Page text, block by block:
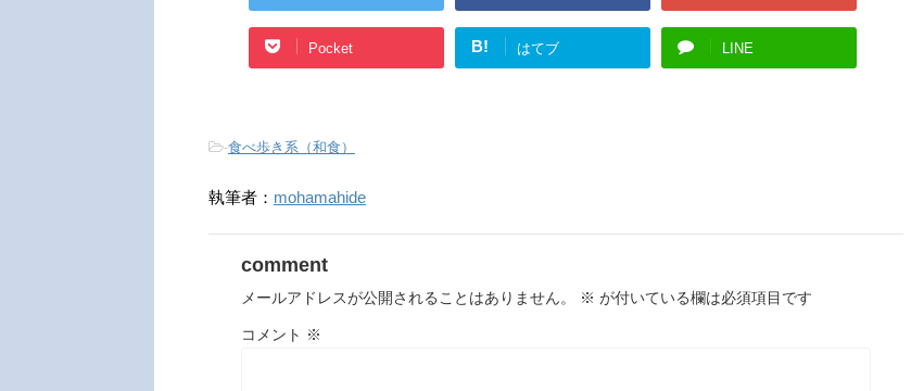
Pocket B! はてブ LINE
-食べ歩き系（和食）
執筆者： mohamahide
comment
メールアドレスが公開されることはありません。 ※ が付いている欄は必須項目です
コメント ※